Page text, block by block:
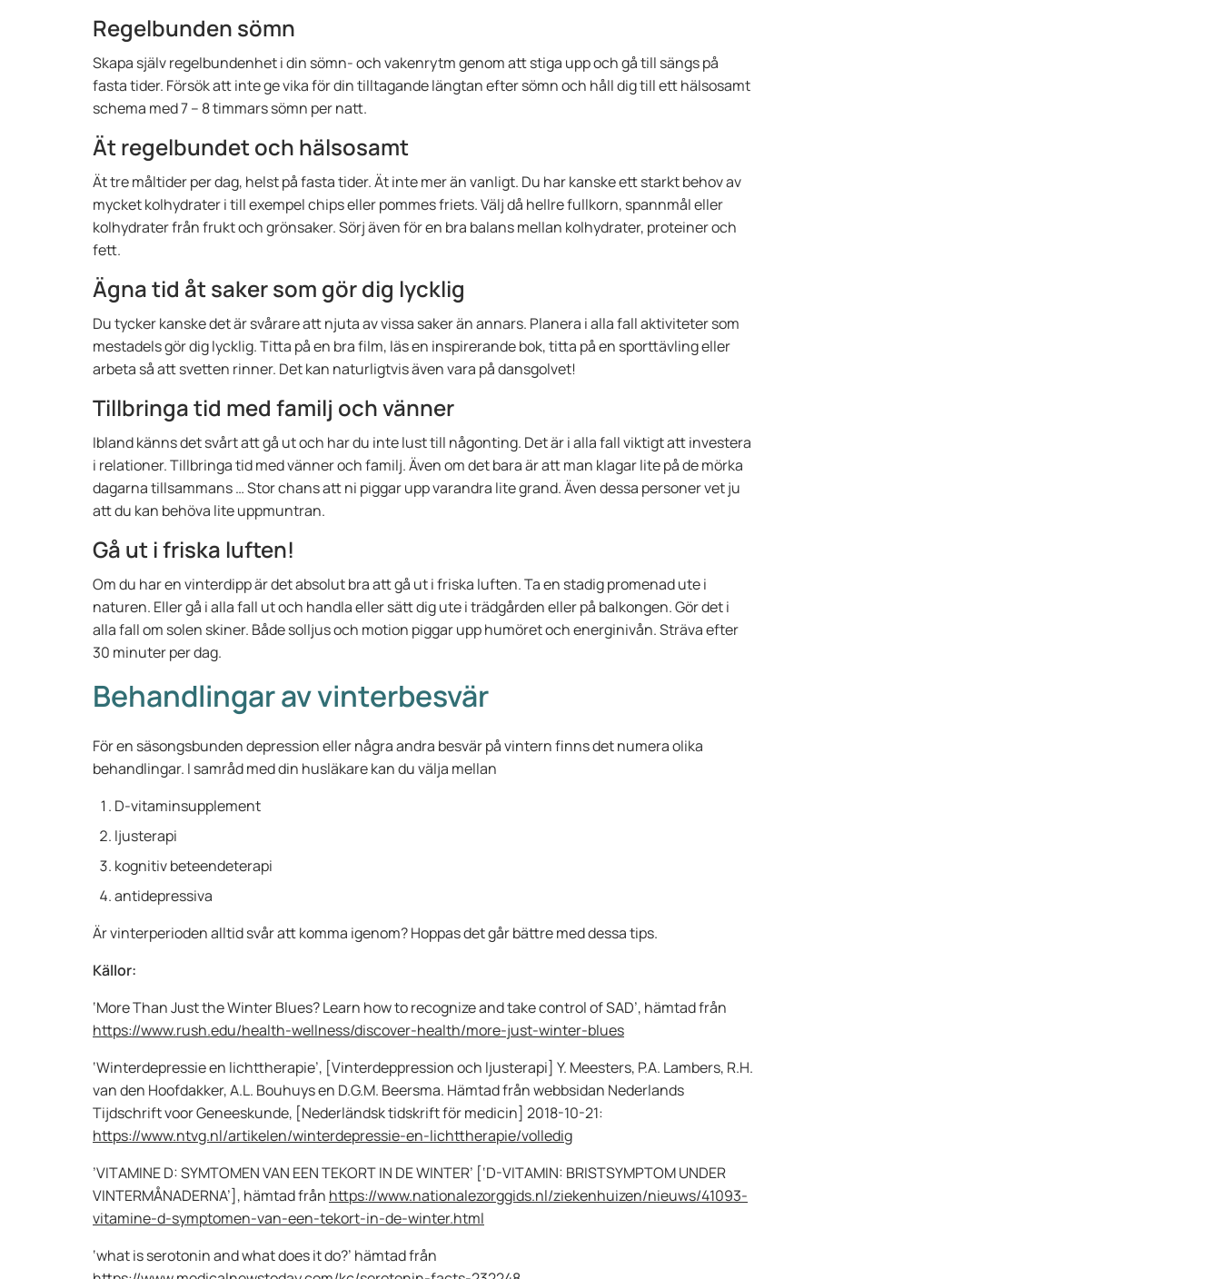
Regelbunden sömn
Skapa själv regelbundenhet i din sömn- och vakenrytm genom att stiga upp och gå till sängs på
fasta tider. Försök att inte ge vika för din tilltagande längtan efter sömn och håll dig till ett hälsosamt
schema med 7 – 8 timmars sömn per natt.
Ät regelbundet och hälsosamt
Ät tre måltider per dag, helst på fasta tider. Ät inte mer än vanligt. Du har kanske ett starkt behov av
mycket kolhydrater i till exempel chips eller pommes friets. Välj då hellre fullkorn, spannmål eller
kolhydrater från frukt och grönsaker. Sörj även för en bra balans mellan kolhydrater, proteiner och
fett.
Ägna tid åt saker som gör dig lycklig
Du tycker kanske det är svårare att njuta av vissa saker än annars. Planera i alla fall aktiviteter som
mestadels gör dig lycklig. Titta på en bra film, läs en inspirerande bok, titta på en sporttävling eller
arbeta så att svetten rinner. Det kan naturligtvis även vara på dansgolvet!
Tillbringa tid med familj och vänner
Ibland känns det svårt att gå ut och har du inte lust till någonting. Det är i alla fall viktigt att investera
i relationer. Tillbringa tid med vänner och familj. Även om det bara är att man klagar lite på de mörka
dagarna tillsammans … Stor chans att ni piggar upp varandra lite grand. Även dessa personer vet ju
att du kan behöva lite uppmuntran.
Gå ut i friska luften!
Om du har en vinterdipp är det absolut bra att gå ut i friska luften. Ta en stadig promenad ute i
naturen. Eller gå i alla fall ut och handla eller sätt dig ute i trädgården eller på balkongen. Gör det i
alla fall om solen skiner. Både solljus och motion piggar upp humöret och energinivån. Sträva efter
30 minuter per dag.
Behandlingar av vinterbesvär
För en säsongsbunden depression eller några andra besvär på vintern finns det numera olika
behandlingar. I samråd med din husläkare kan du välja mellan
D-vitaminsupplement
ljusterapi
kognitiv beteendeterapi
antidepressiva
Är vinterperioden alltid svår att komma igenom? Hoppas det går bättre med dessa tips.
Källor:
‘More Than Just the Winter Blues? Learn how to recognize and take control of SAD’, hämtad från
https://www.rush.edu/health-wellness/discover-health/more-just-winter-blues
‘Winterdepressie en lichttherapie’, [Vinterdeppression och ljusterapi] Y. Meesters, P.A. Lambers, R.H.
van den Hoofdakker, A.L. Bouhuys en D.G.M. Beersma. Hämtad från webbsidan Nederlands
Tijdschrift voor Geneeskunde, [Nederländsk tidskrift för medicin] 2018-10-21:
https://www.ntvg.nl/artikelen/winterdepressie-en-lichttherapie/volledig
’VITAMINE D: SYMTOMEN VAN EEN TEKORT IN DE WINTER’ [‘D-VITAMIN: BRISTSYMPTOM UNDER
VINTERMÅNADERNA’], hämtad från https://www.nationalezorggids.nl/ziekenhuizen/nieuws/41093-
vitamine-d-symptomen-van-een-tekort-in-de-winter.html
‘what is serotonin and what does it do?’ hämtad från